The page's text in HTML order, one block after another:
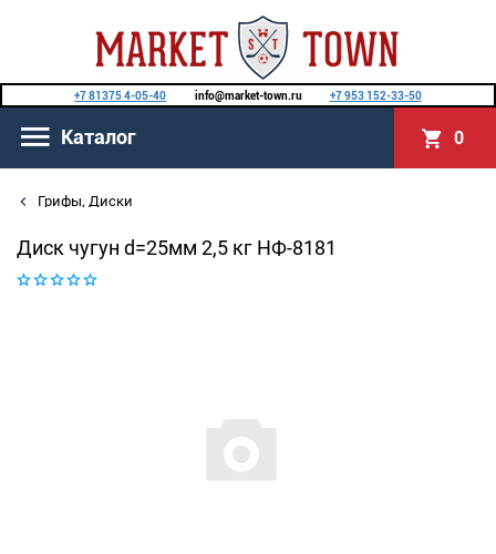
+7 81375 4-05-40 info@market-town.ru +7 953 152-33-50
Каталог 0
Грифы, Диски
Диск чугун d=25мм 2,5 кг НФ-8181